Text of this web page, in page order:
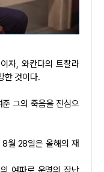
한 것이다.